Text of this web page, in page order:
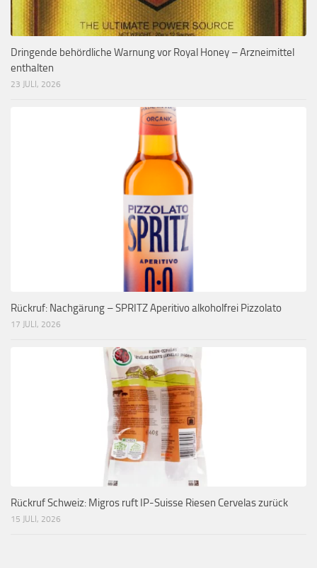
Dringende behördliche Warnung vor Royal Honey – Arzneimittel
enthalten
23 JULI, 2026
Rückruf: Nachgärung – SPRITZ Aperitivo alkoholfrei Pizzolato
17 JULI, 2026
Rückruf Schweiz: Migros ruft IP-Suisse Riesen Cervelas zurück
15 JULI, 2026